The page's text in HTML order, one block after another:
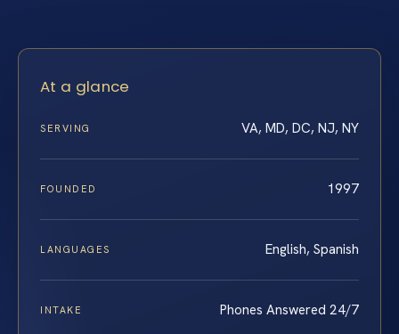
At a glance
SERVING VA, MD, DC, NJ, NY
FOUNDED 1997
LANGUAGES English, Spanish
INTAKE Phones Answered 24/7